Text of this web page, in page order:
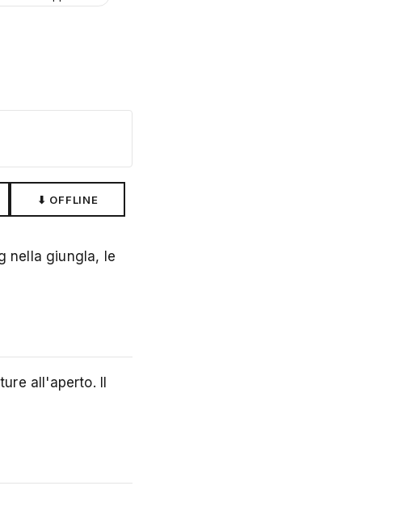
⬇ OFFLINE
nella giungla, le
all'aperto. Il